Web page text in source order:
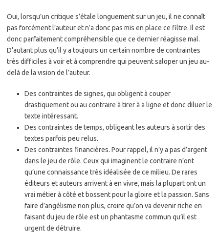
Oui, lorsqu’un critique s’étale longuement sur un jeu, il ne connaît
pas forcément l’auteur et n’a donc pas mis en place ce filtre. Il est
donc parfaitement compréhensible que ce dernier réagisse mal.
D’autant plus qu’il y a toujours un certain nombre de contraintes
très difficiles à voir et à comprendre qui peuvent saloper un jeu au-
delà de la vision de l’auteur.
Des contraintes de signes, qui obligent à couper
drastiquement ou au contraire à tirer à a ligne et donc diluer le
texte intéressant.
Des contraintes de temps, obligeant les auteurs à sortir des
textes parfois peu relus.
Des contraintes financières. Pour rappel, il n’y a pas d’argent
dans le jeu de rôle. Ceux qui imaginent le contraire n’ont
qu’une connaissance très idéalisée de ce milieu. De rares
éditeurs et auteurs arrivent à en vivre, mais la plupart ont un
vrai métier à côté et bossent pour la gloire et la passion. Sans
faire d’angélisme non plus, croire qu’on va devenir riche en
faisant du jeu de rôle est un phantasme commun qu’il est
urgent de détruire.